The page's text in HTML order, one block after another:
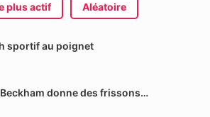
plus actif Aléatoire
sportif au poignet
donne des frissons…